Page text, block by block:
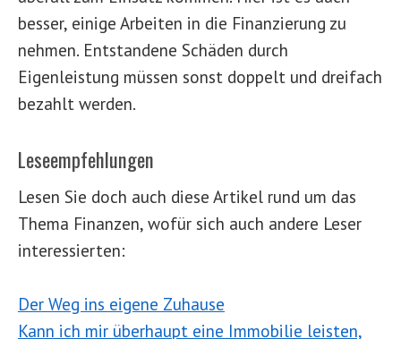
besser, einige Arbeiten in die Finanzierung zu
nehmen. Entstandene Schäden durch
Eigenleistung müssen sonst doppelt und dreifach
bezahlt werden.
Leseempfehlungen
Lesen Sie doch auch diese Artikel rund um das
Thema Finanzen, wofür sich auch andere Leser
interessierten:
Der Weg ins eigene Zuhause
Kann ich mir überhaupt eine Immobilie leisten,